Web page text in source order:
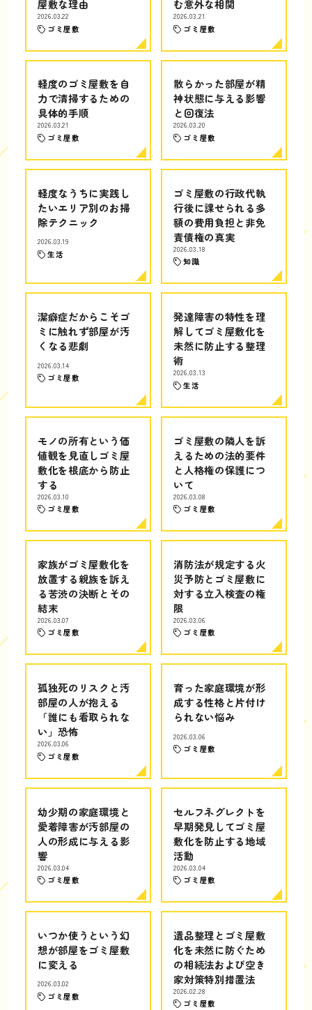
屋敷な理由
2026.03.22
ゴミ屋敷
む意外な相関
2026.03.21
ゴミ屋敷
軽度のゴミ屋敷を自
力で清掃するための
具体的手順
2026.03.21
ゴミ屋敷
散らかった部屋が精
神状態に与える影響
と回復法
2026.03.20
ゴミ屋敷
軽度なうちに実践し
たいエリア別のお掃
除テクニック
2026.03.19
生活
ゴミ屋敷の行政代執
行後に課せられる多
額の費用負担と非免
責債権の真実
2026.03.18
知識
潔癖症だからこそゴ
ミに触れず部屋が汚
くなる悲劇
2026.03.14
ゴミ屋敷
発達障害の特性を理
解してゴミ屋敷化を
未然に防止する整理
術
2026.03.13
生活
モノの所有という価
値観を見直しゴミ屋
敷化を根底から防止
する
2026.03.10
ゴミ屋敷
ゴミ屋敷の隣人を訴
えるための法的要件
と人格権の保護につ
いて
2026.03.08
ゴミ屋敷
家族がゴミ屋敷化を
放置する親族を訴え
る苦渋の決断とその
結末
2026.03.07
ゴミ屋敷
消防法が規定する火
災予防とゴミ屋敷に
対する立入検査の権
限
2026.03.06
ゴミ屋敷
孤独死のリスクと汚
部屋の人が抱える
「誰にも看取られな
い」恐怖
2026.03.06
ゴミ屋敷
育った家庭環境が形
成する性格と片付け
られない悩み
2026.03.06
ゴミ屋敷
幼少期の家庭環境と
愛着障害が汚部屋の
人の形成に与える影
響
2026.03.04
ゴミ屋敷
セルフネグレクトを
早期発見してゴミ屋
敷化を防止する地域
活動
2026.03.04
ゴミ屋敷
いつか使うという幻
想が部屋をゴミ屋敷
に変える
2026.03.02
ゴミ屋敷
遺品整理とゴミ屋敷
化を未然に防ぐため
の相続法および空き
家対策特別措置法
2026.02.28
ゴミ屋敷